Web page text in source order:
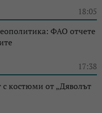
18:05
ФАО отчете
17:38
костюми от „Дяволът